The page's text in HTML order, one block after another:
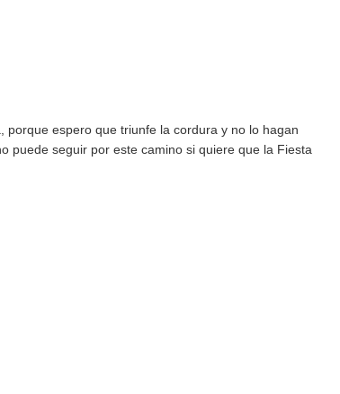
espero que triunfe la cordura y no lo hagan
puede seguir por este camino si quiere que la Fiesta